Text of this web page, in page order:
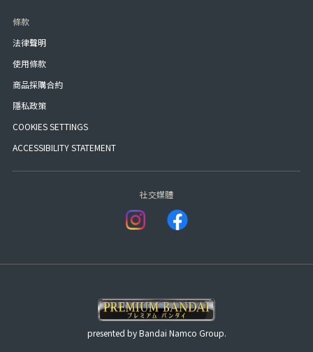
條款
法律聲明
使用條款
商品採購合約
隱私政策
COOKIES SETTINGS
ACCESSIBILITY STATEMENT
社交媒體
presented by Bandai Namco Group.